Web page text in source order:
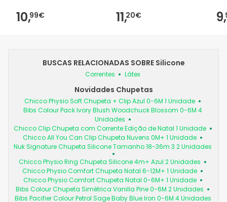
10,99€ 11,20€ 9,
BUSCAS RELACIONADAS SOBRE Silicone
Correntes Látex
Novidades Chupetas
Chicco Physio Soft Chupeta + Clip Azul 0-6M 1 Unidade
Bibs Colour Pack Ivory Blush Woodchuck Blossom 0-6M 4
Unidades
Chicco Clip Chupeta com Corrente Edição de Natal 1 Unidade
Chicco All You Can Clip Chupeta Nuvens 0M+ 1 Unidade
Nuk Signature Chupeta Silicone Tamanho 18-36m 3 2 Unidades
Chicco Physio Ring Chupeta Silicone 4m+ Azul 2 Unidades
Chicco Physio Comfort Chupeta Natal 6-12M+ 1 Unidade
Chicco Physio Comfort Chupeta Natal 0-6M+ 1 Unidade
Bibs Colour Chupeta Simétrica Vanilla Pine 0-6M 2 Unidades
Bibs Pacifier Colour Petrol Sage Baby Blue Iron 0-6M 4 Unidades